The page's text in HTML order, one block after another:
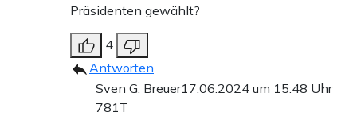
Präsidenten gewählt?
4
Antworten
Sven G. Breuer17.06.2024 um 15:48 Uhr
781T